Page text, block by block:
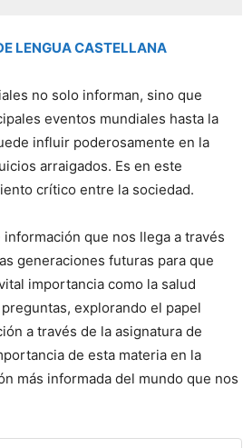
LENGUA CASTELLANA
no solo informan, sino que
eventos mundiales hasta la
influir poderosamente en la
arraigados. Es en este
crítico entre la sociedad.
que nos llega a través
generaciones futuras para que
importancia como la salud
explorando el papel
a través de la asignatura de
de esta materia en la
más informada del mundo que nos